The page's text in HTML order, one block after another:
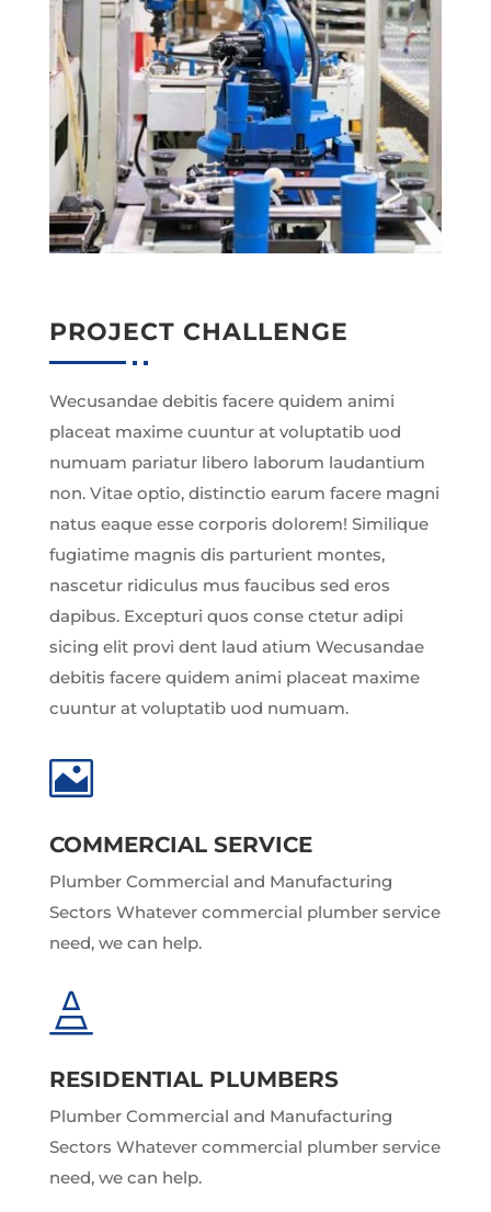
PROJECT CHALLENGE
Wecusandae debitis facere quidem animi
placeat maxime cuuntur at voluptatib uod
numuam pariatur libero laborum laudantium
non. Vitae optio, distinctio earum facere magni
natus eaque esse corporis dolorem! Similique
fugiatime magnis dis parturient montes,
nascetur ridiculus mus faucibus sed eros
dapibus. Excepturi quos conse ctetur adipi
sicing elit provi dent laud atium Wecusandae
debitis facere quidem animi placeat maxime
cuuntur at voluptatib uod numuam.

COMMERCIAL SERVICE
Plumber Commercial and Manufacturing
Sectors Whatever commercial plumber service
need, we can help.

RESIDENTIAL PLUMBERS
Plumber Commercial and Manufacturing
Sectors Whatever commercial plumber service
need, we can help.